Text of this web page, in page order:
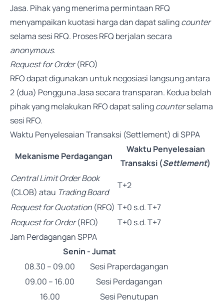
Jasa. Pihak yang menerima permintaan RFQ
menyampaikan kuotasi harga dan dapat salingcounter
selama sesi RFQ. Proses RFQ berjalan secara
anonymous.
Request for Order(RFO)
RFO dapat digunakan untuk negosiasi langsung antara
2 (dua) Pengguna Jasa secara transparan. Kedua belah
pihak yang melakukan RFO dapat salingcounterselama
sesi RFO.
Waktu Penyelesaian Transaksi (Settlement) di SPPA
Mekanisme Perdagangan
Waktu Penyelesaian
Transaksi (Settlement)
Central Limit Order Book
(CLOB) atau Trading Board
T+2
Request for Quotation (RFQ) T+0 s.d. T+7
Request for Order(RFO)
T+0 s.d. T+7
Jam Perdagangan SPPA
Senin - Jumat
08.30 – 09.00
Sesi Praperdagangan
09.00 – 16.00
Sesi Perdagangan
16.00
Sesi Penutupan